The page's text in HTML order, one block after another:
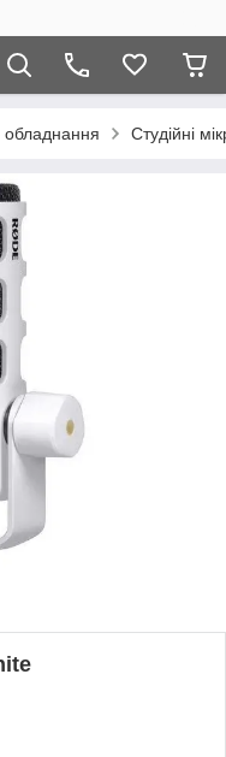
обладнання Студійні